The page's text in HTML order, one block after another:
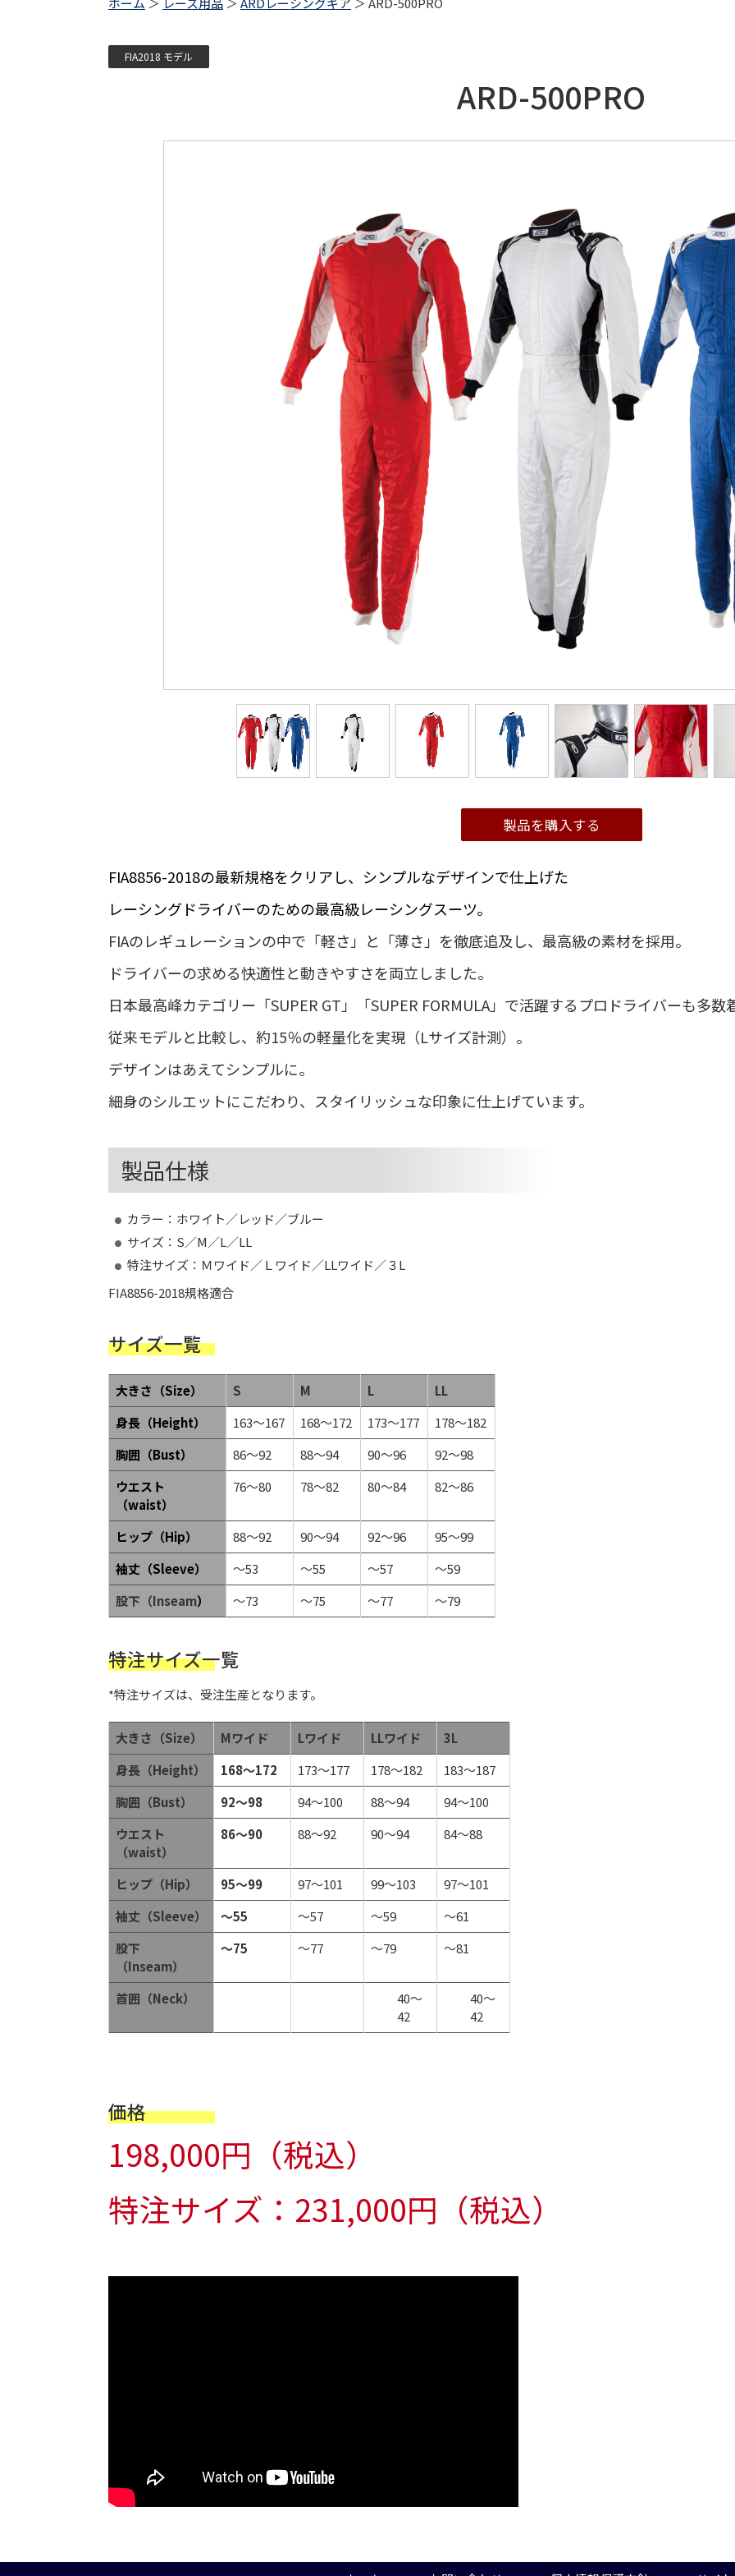
FIA2018 モデル
ARD-500PRO
製品を購入する
FIA8856-2018の最新規格をクリアし、シンプルなデザインで仕上げた
レーシングドライバーのための最高級レーシングスーツ。
FIAのレギュレーションの中で「軽さ」と「薄さ」を徹底追及し、最高級の素材を採用。
ドライバーの求める快適性と動きやすさを両立しました。
日本最高峰カテゴリー「SUPER GT」「SUPER FORMULA」で活躍するプロドライバーも多数
従来モデルと比較し、約15％の軽量化を実現（Lサイズ計測）。
デザインはあえてシンプルに。
細身のシルエットにこだわり、スタイリッシュな印象に仕上げています。
製品仕様
カラー：ホワイト／レッド／ブルー
サイズ：S／M／L／LL
特注サイズ：Ｍワイド／Ｌワイド／LLワイド／３L
FIA8856-2018規格適合
サイズ一覧
大きさ（Size） S M L
LL
身長（Height）
163～167 168～172 173～177
178～182
胸囲（Bust）
86～92 88～94 90～96
92～98
ウエスト
（waist）
76～80 78～82 80～84 82～86
ヒップ（Hip） 88～92 90～94 92～96
95～99
袖丈（Sleeve）
～53 ～55 ～57
～59
股下（Inseam） ～73 ～75 ～77 ～79
特注サイズ一覧
*特注サイズは、受注生産となります。
大きさ（Size） Mワイド Lワイ ド LLワイド
3L
身長（Height）
168～172 173～177 178～182
183～187
胸囲（Bust）
92～98 94～100 88～94
94～100
ウエスト
（waist）
86～90 88～92 90～94 84～88
ヒップ（Hip） 95～99 97～101 99～103
97～101
袖丈（Sleeve）
～55 ～57 ～59
～61
股下
（Inseam）
～75 ～77 ～79 ～81
首囲（Neck）
40～
42
40～
42
価格
198,000円（税込）
特注サイズ：231,000円（税込）